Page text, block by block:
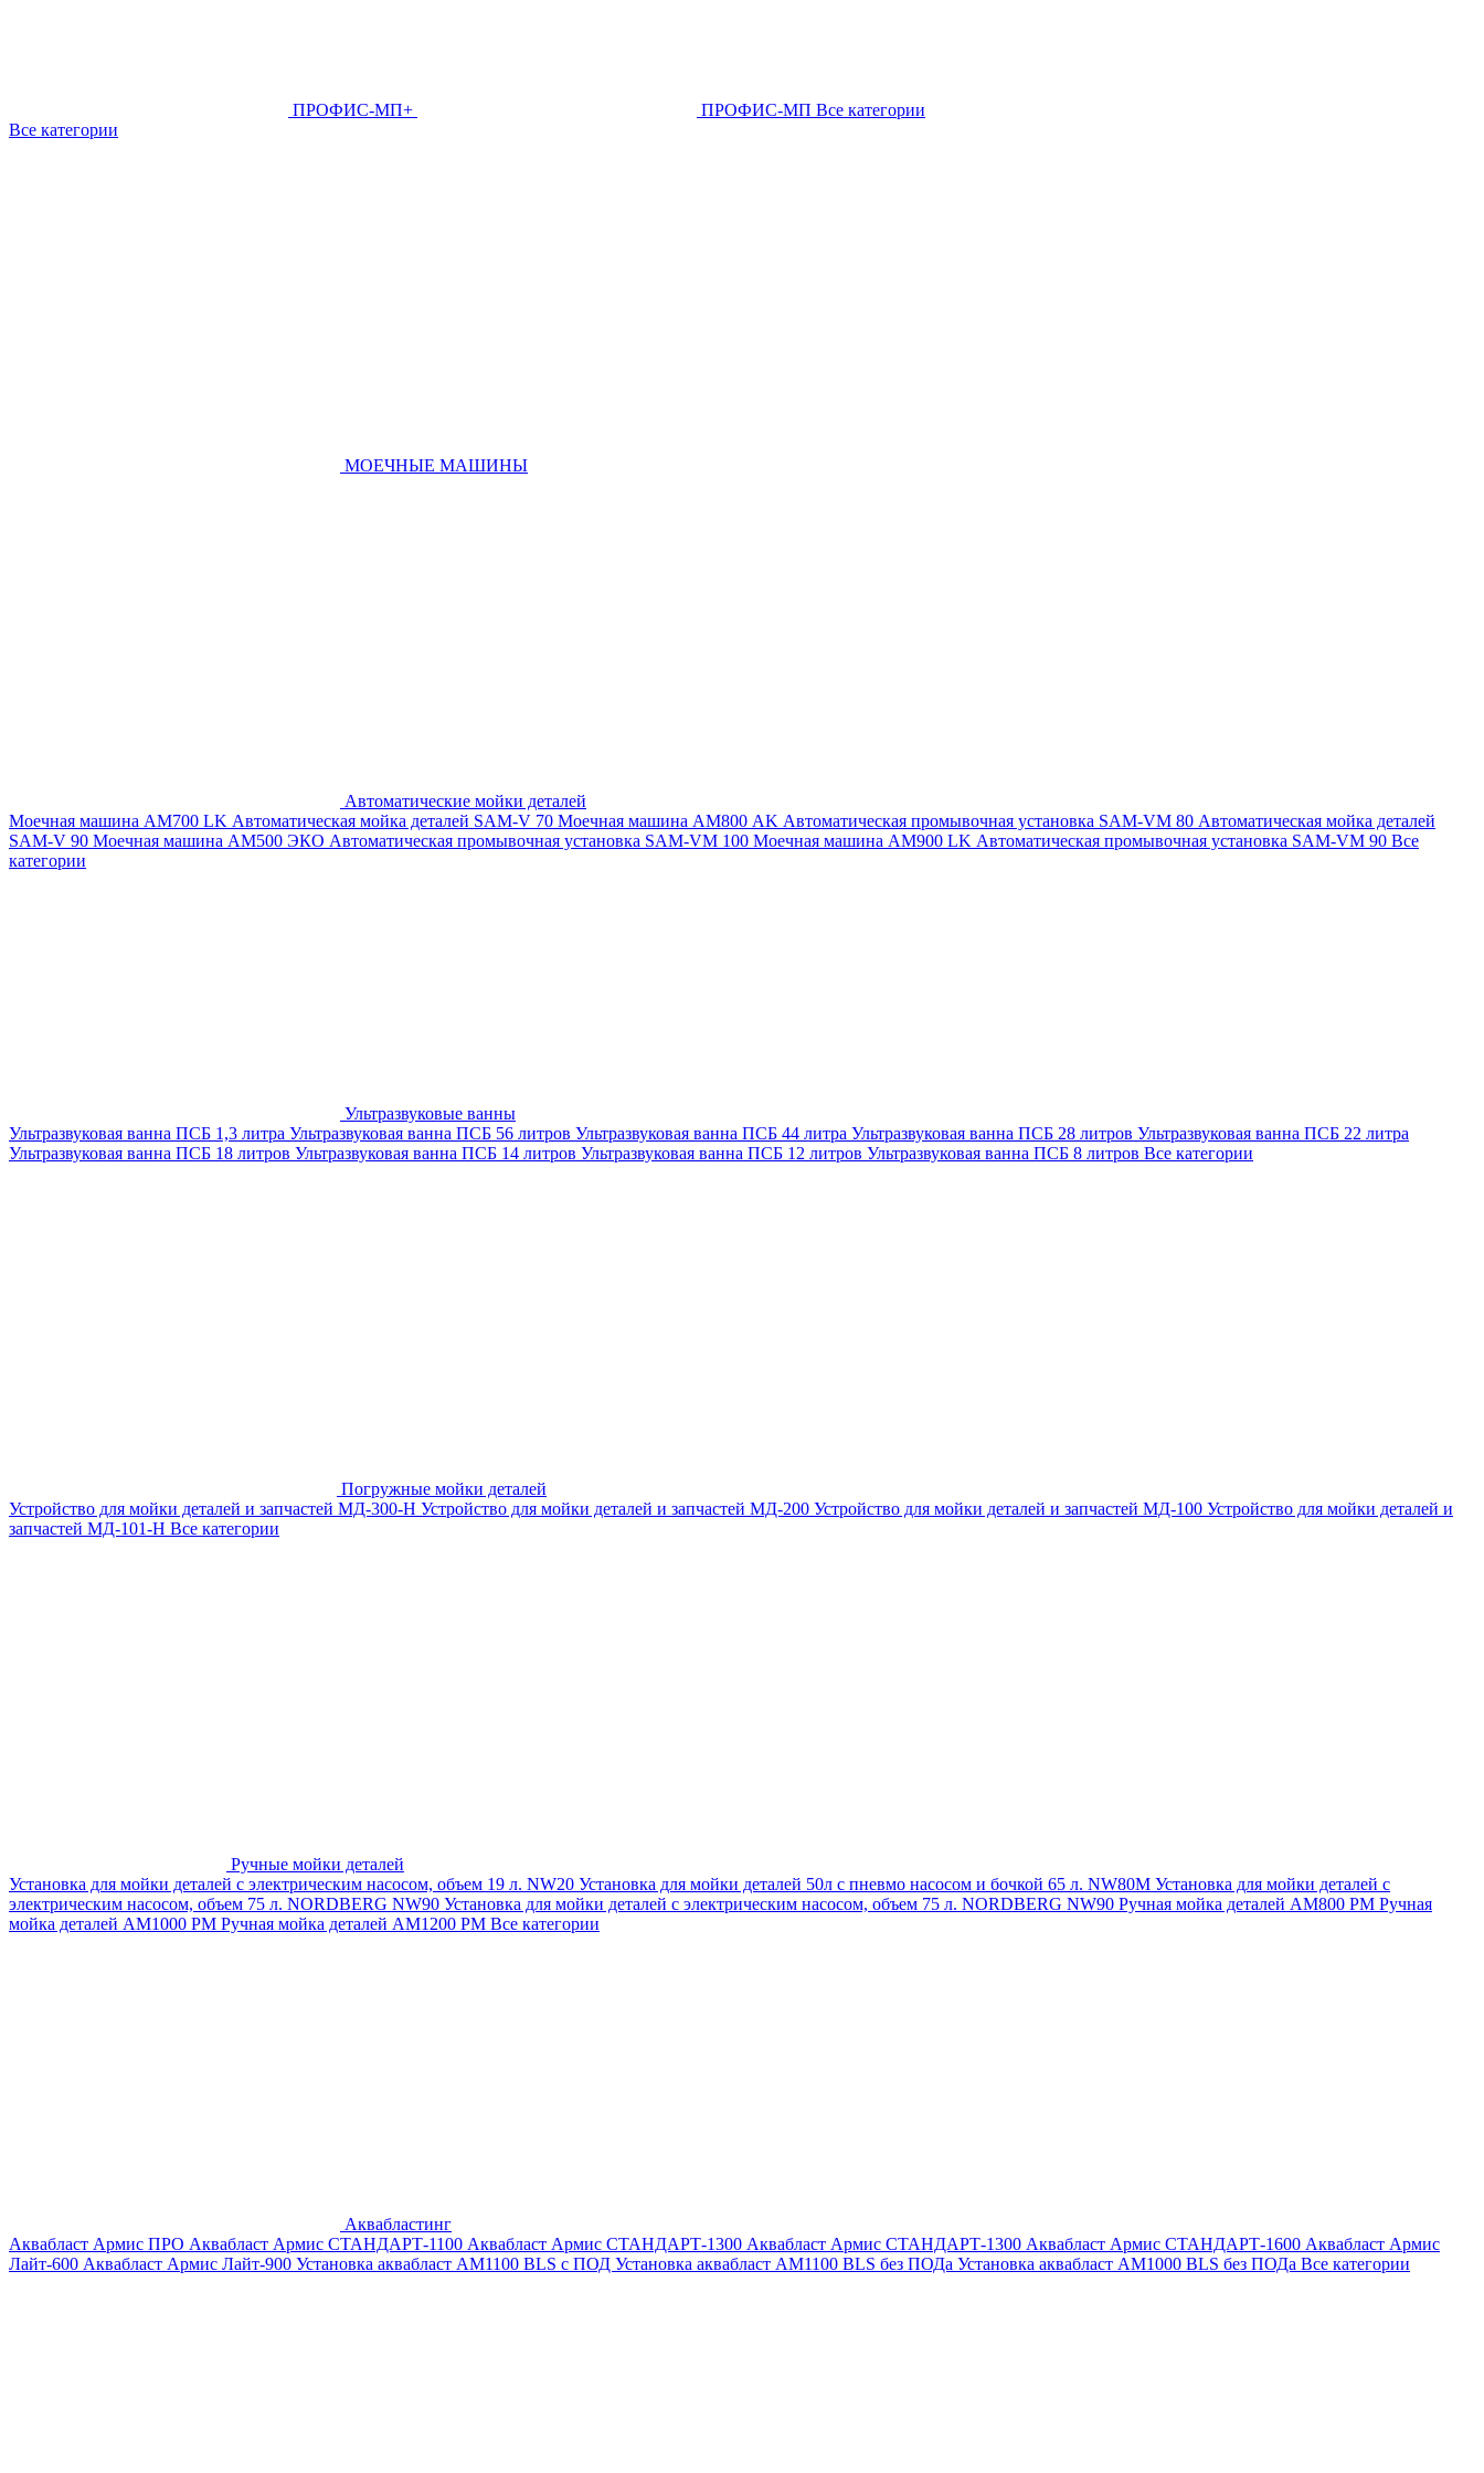
ПРОФИС-МП+ ПРОФИС-МП Все категории
Все категории
МОЕЧНЫЕ МАШИНЫ
Автоматические мойки деталей
Моечная машина AM700 LK Автоматическая мойка деталей SAM-V 70 Моечная машина АМ800 AK Автоматическая промывочная установка SAM-VM 80 Автоматическая мойка деталей
SAM-V 90 Моечная машина АМ500 ЭКО Автоматическая промывочная установка SAM-VM 100 Моечная машина AM900 LK Автоматическая промывочная установка SAM-VM 90 Все
категории
Ультразвуковые ванны
Ультразвуковая ванна ПСБ 1,3 литра Ультразвуковая ванна ПСБ 56 литров Ультразвуковая ванна ПСБ 44 литра Ультразвуковая ванна ПСБ 28 литров Ультразвуковая ванна ПСБ 22 литра
Ультразвуковая ванна ПСБ 18 литров Ультразвуковая ванна ПСБ 14 литров Ультразвуковая ванна ПСБ 12 литров Ультразвуковая ванна ПСБ 8 литров Все категории
Погружные мойки деталей
Устройство для мойки деталей и запчастей МД-300-H Устройство для мойки деталей и запчастей МД-200 Устройство для мойки деталей и запчастей МД-100 Устройство для мойки деталей и
запчастей МД-101-Н Все категории
Ручные мойки деталей
Установка для мойки деталей с электрическим насосом, объем 19 л. NW20 Установка для мойки деталей 50л с пневмо насосом и бочкой 65 л. NW80M Установка для мойки деталей с
электрическим насосом, объем 75 л. NORDBERG NW90 Установка для мойки деталей с электрическим насосом, объем 75 л. NORDBERG NW90 Ручная мойка деталей АМ800 РМ Ручная
мойка деталей АМ1000 РМ Ручная мойка деталей АМ1200 РМ Все категории
Аквабластинг
Аквабласт Армис ПРО Аквабласт Армис СТАНДАРТ-1100 Аквабласт Армис СТАНДАРТ-1300 Аквабласт Армис СТАНДАРТ-1300 Аквабласт Армис СТАНДАРТ-1600 Аквабласт Армис
Лайт-600 Аквабласт Армис Лайт-900 Установка аквабласт AM1100 BLS с ПОД Установка аквабласт AM1100 BLS без ПОДа Установка аквабласт AM1000 BLS без ПОДа Все категории